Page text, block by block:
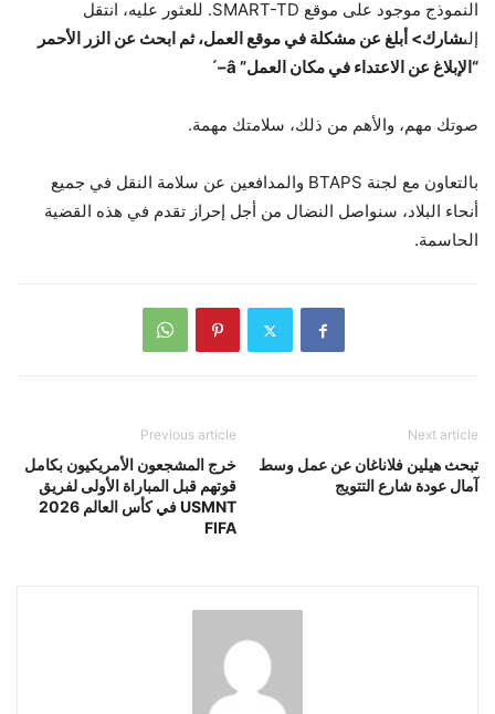
النموذج موجود على موقع SMART-TD. للعثور عليه، انتقل
إلىشارك> أبلغ عن مشكلة في موقع العمل، ثم ابحث عن الزر الأحمر
“الإبلاغ عن الاعتداء في مكان العمل” â–´
صوتك مهم، والأهم من ذلك، سلامتك مهمة.
بالتعاون مع لجنة BTAPS والمدافعين عن سلامة النقل في جميع
أنحاء البلاد، سنواصل النضال من أجل إحراز تقدم في هذه القضية
الحاسمة.
Previous article
خرج المشجعون الأمريكيون بكامل
قوتهم قبل المباراة الأولى لفريق
USMNT في كأس العالم 2026
FIFA
Next article
تبحث هيلين فلاناغان عن عمل وسط
آمال عودة شارع التتويج